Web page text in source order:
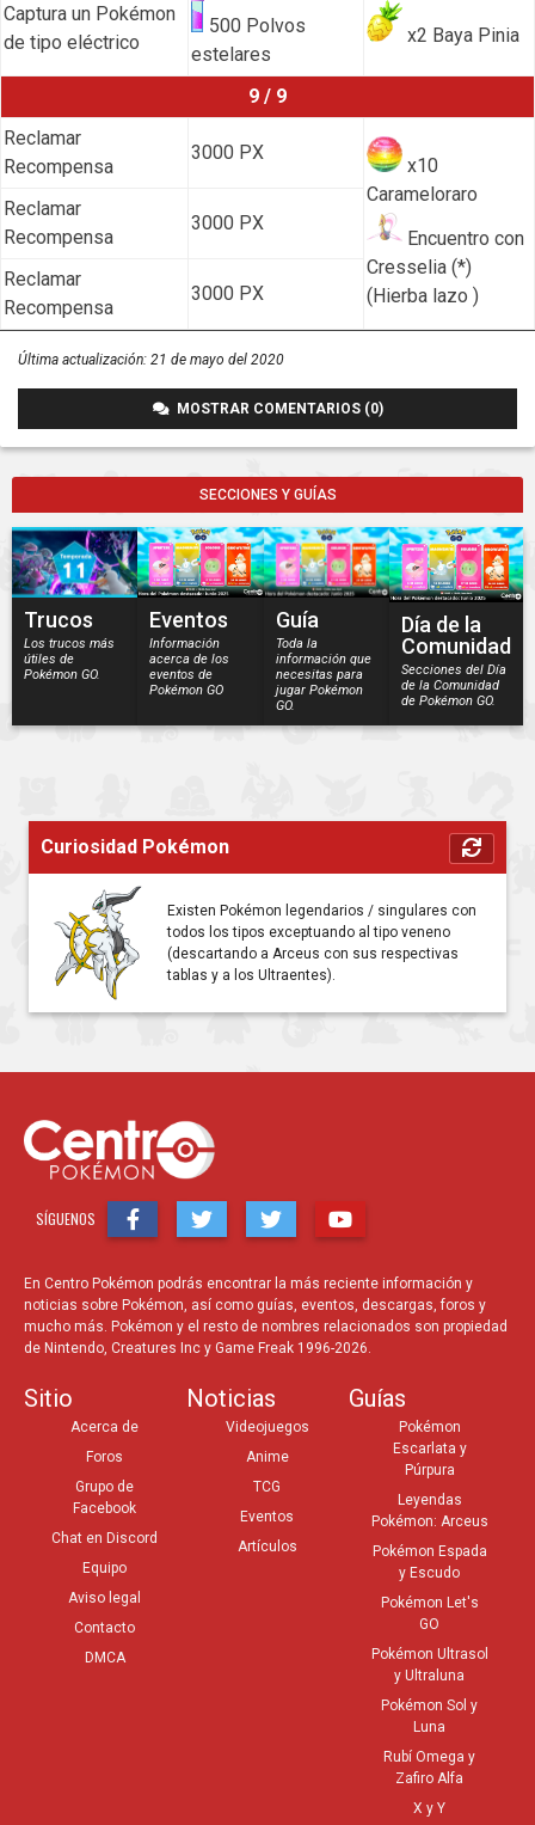
x2 Baya Pinia
Captura un Pokémon
de tipo eléctrico
500 Polvos
estelares
9 / 9
Reclamar
Recompensa
3000 PX
x10
Carameloraro
Encuentro con
Cresselia (*)
(Hierba lazo )
Reclamar
Recompensa
3000 PX
Reclamar
Recompensa
3000 PX
Última actualización: 21 de mayo del 2020
MOSTRAR COMENTARIOS (0)
SECCIONES Y GUÍAS
Trucos
Los trucos más
útiles de
Pokémon GO.
Eventos
Información
acerca de los
eventos de
Pokémon GO
Guía
Toda la
información que
necesitas para
jugar Pokémon
GO.
Día de la
Comunidad
Secciones del Día
de la Comunidad
de Pokémon GO.
Curiosidad Pokémon
Existen Pokémon legendarios / singulares con
todos los tipos exceptuando al tipo veneno
(descartando a Arceus con sus respectivas
tablas y a los Ultraentes).
SÍGUENOS
En Centro Pokémon podrás encontrar la más reciente información y
noticias sobre Pokémon, así como guías, eventos, descargas, foros y
mucho más. Pokémon y el resto de nombres relacionados son propiedad
de Nintendo, Creatures Inc y Game Freak 1996-2026.
Sitio
Acerca de
Foros
Grupo de
Facebook
Chat en Discord
Equipo
Aviso legal
Contacto
DMCA
Noticias
Videojuegos
Anime
TCG
Eventos
Artículos
Guías
Pokémon
Escarlata y
Púrpura
Leyendas
Pokémon: Arceus
Pokémon Espada
y Escudo
Pokémon Let's
GO
Pokémon Ultrasol
y Ultraluna
Pokémon Sol y
Luna
Rubí Omega y
Zafiro Alfa
X y Y